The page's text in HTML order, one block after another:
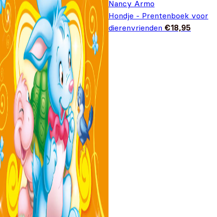
Nancy Armo
Hondje - Prentenboek voor
dierenvrienden €18,95